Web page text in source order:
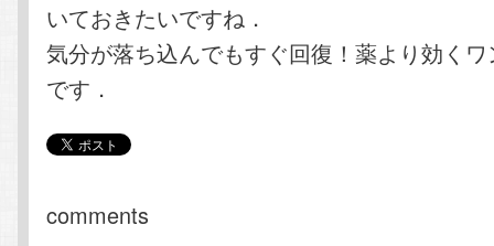
いておきたいですね．
気分が落ち込んでもすぐ回復！薬より効く
です．
comments